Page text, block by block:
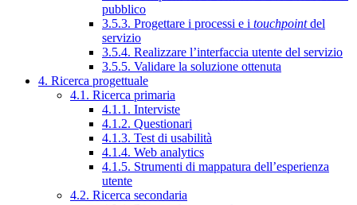
pubblico
3.5.3. Progettare i processi e i touchpointdel
servizio
3.5.4. Realizzare l’interfaccia utente del servizio
3.5.5. Validare la soluzione ottenuta
4. Ricerca progettuale
4.1. Ricerca primaria
4.1.1. Interviste
4.1.2. Questionari
4.1.3. Test di usabilità
4.1.4. Web analytics
4.1.5. Strumenti di mappatura dell’esperienza
utente
4.2. Ricerca secondaria